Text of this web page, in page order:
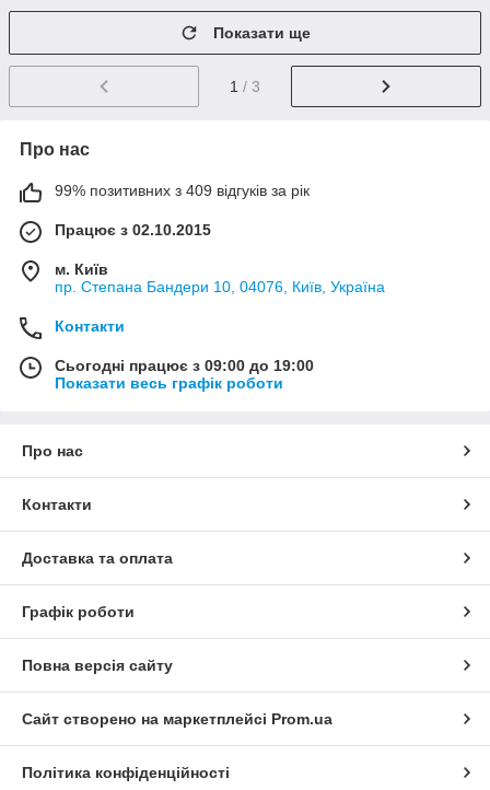
Показати ще
1 / 3
Про нас
99% позитивних з 409 відгуків за рік
Працює з 02.10.2015
м. Київ
пр. Степана Бандери 10, 04076, Київ, Україна
Контакти
Сьогодні працює з 09:00 до 19:00
Показати весь графік роботи
Про нас
Контакти
Доставка та оплата
Графік роботи
Повна версія сайту
Сайт створено на маркетплейсі Prom.ua
Політика конфіденційності